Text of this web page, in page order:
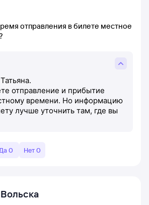
отправления в билете местное
отправление и прибытие
времени. Но информацию
лучше уточнить там, где вы
Да 0 Нет 0
Вольска